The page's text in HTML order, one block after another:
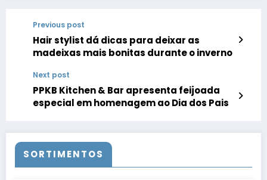
Previous post
Hair stylist dá dicas para deixar as
madeixas mais bonitas durante o inverno
Next post
PPKB Kitchen & Bar apresenta feijoada
especial em homenagem ao Dia dos Pais
SORTIMENTOS